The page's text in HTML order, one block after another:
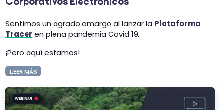
Sentimos un agrado amargo al lanzar la Plataforma
Tracer en plena pandemia Covid 19.
¡Pero aquí estamos!
LEER MÁS